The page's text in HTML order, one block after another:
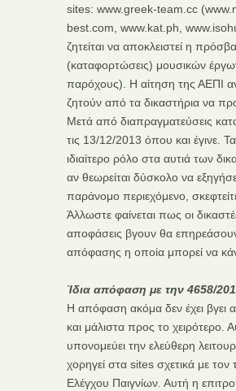
sites: www.greek-team.cc
best.com, www.kat.ph,
ζητείται να αποκλειστεί η
(καταφορτώσεις) μουσικών
παρόχους). Η αίτηση της ΑΕΠΙ
ζητούν από τα δικαστήρια να
Μετά από διαπραγματεύσεις
τις 13/12/2013 όπου και έγινε.
ιδιαίτερο ρόλο στα αυτιά των
αν θεωρείται δύσκολο να
παράνομο περιεχόμενο,
Άλλωστε φαίνεται πως οι
αποφάσεις βγουν θα
απόφασης η οποία μπορεί να
Ίδια απόφαση με την 4658/
Η απόφαση ακόμα δεν έχει βγει
και μάλιστα προς το χειρότερο.
υπονομεύει την ελεύθερη
χορηγεί στα sites σχετικά με
Ελέγχου Παιγνίων. Αυτή η